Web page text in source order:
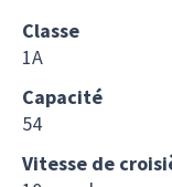
Classe
1A
Capacité
54
Vitesse de